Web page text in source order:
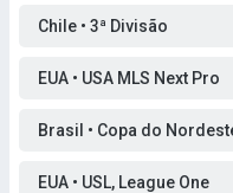
Chile • 3ª Divisão
EUA • USA MLS Next Pro
Brasil • Copa do
EUA • USL, League One